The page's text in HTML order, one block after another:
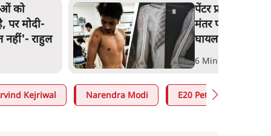
पेंटर प्रशांत की दर्दनाक दास्तान- जंतर
मंतर पर पैलेट गन से 5 नहीं, 6 लोग
घायल हुए
Kejriwal Narendra Modi E20 Petrol Controversy